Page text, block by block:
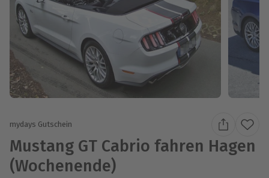
mydays Gutschein
Mustang GT Cabrio fahren Hagen
(Wochenende)